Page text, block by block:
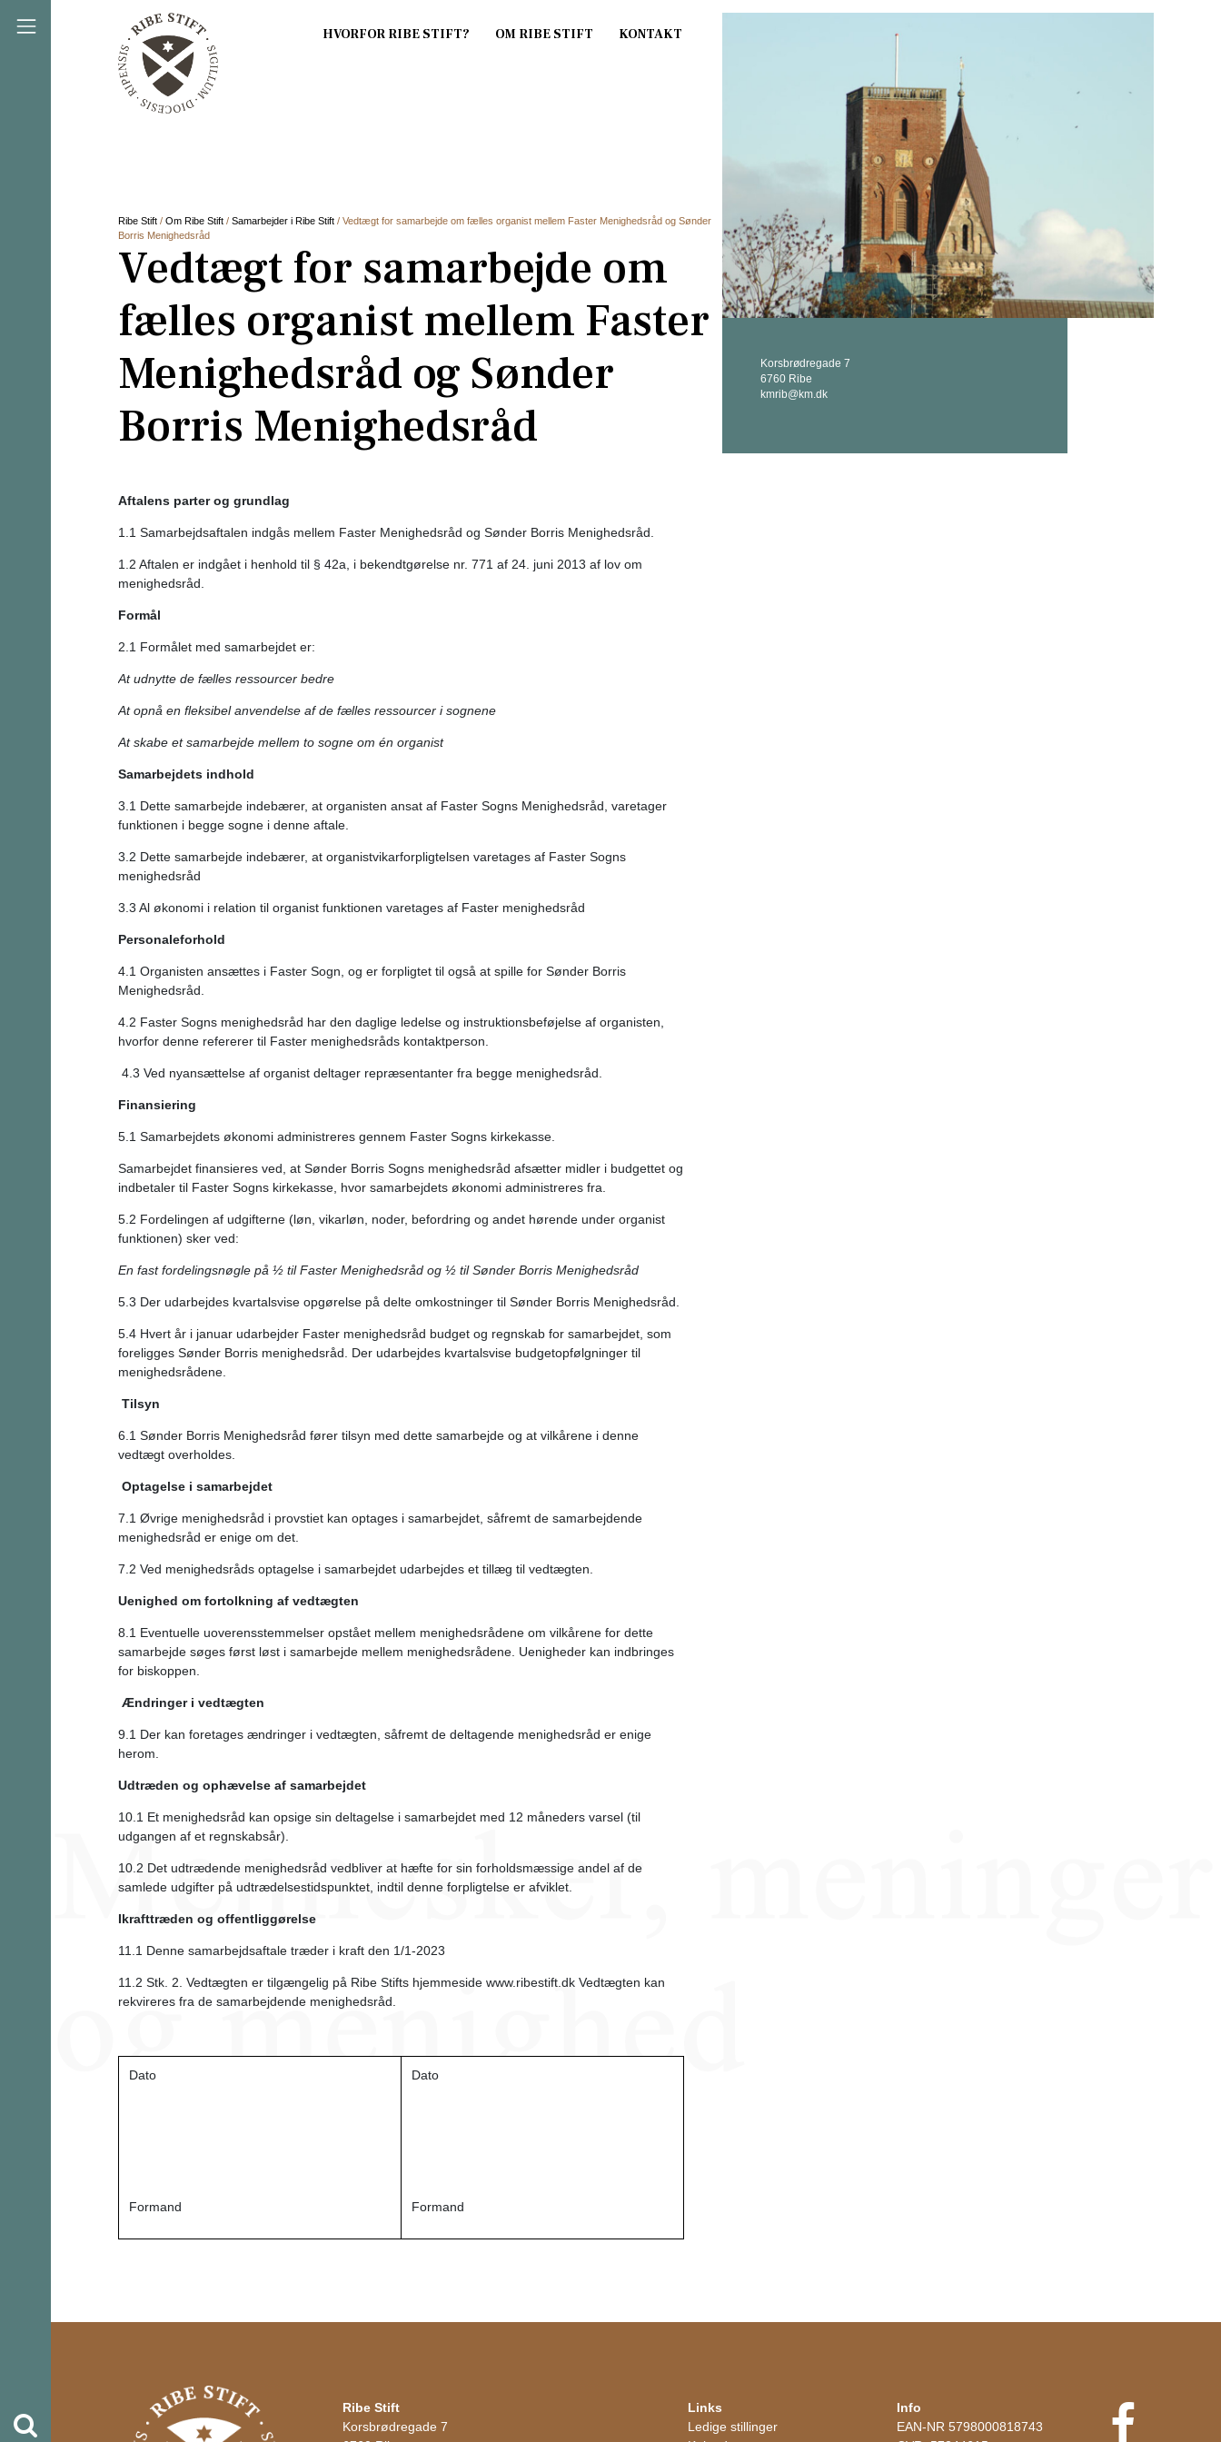
Direkte til indholdet
Ribe Stift / Om Ribe Stift / Samarbejder i Ribe Stift / Vedtægt for samarbejde om fælles organist mellem Faster Menighedsråd og Sønder
Borris Menighedsråd
Vedtægt for samarbejde om
fælles organist mellem Faster
Menighedsråd og Sønder
Borris Menighedsråd
Korsbrødregade 7
6760 Ribe
kmrib@km.dk
Aftalens parter og grundlag
1.1 Samarbejdsaftalen indgås mellem Faster Menighedsråd og Sønder Borris Menighedsråd.
1.2 Aftalen er indgået i henhold til § 42a, i bekendtgørelse nr. 771 af 24. juni 2013 af lov om
menighedsråd.
Formål
2.1 Formålet med samarbejdet er:
At udnytte de fælles ressourcer bedre
At opnå en fleksibel anvendelse af de fælles ressourcer i sognene
At skabe et samarbejde mellem to sogne om én organist
Samarbejdets indhold
3.1 Dette samarbejde indebærer, at organisten ansat af Faster Sogns Menighedsråd, varetager
funktionen i begge sogne i denne aftale.
3.2 Dette samarbejde indebærer, at organistvikarforpligtelsen varetages af Faster Sogns
menighedsråd
3.3 Al økonomi i relation til organist funktionen varetages af Faster menighedsråd
Personaleforhold
4.1 Organisten ansættes i Faster Sogn, og er forpligtet til også at spille for Sønder Borris
Menighedsråd.
4.2 Faster Sogns menighedsråd har den daglige ledelse og instruktionsbeføjelse af organisten,
hvorfor denne refererer til Faster menighedsråds kontaktperson.
4.3 Ved nyansættelse af organist deltager repræsentanter fra begge menighedsråd.
Finansiering
5.1 Samarbejdets økonomi administreres gennem Faster Sogns kirkekasse.
Samarbejdet finansieres ved, at Sønder Borris Sogns menighedsråd afsætter midler i budgettet og
indbetaler til Faster Sogns kirkekasse, hvor samarbejdets økonomi administreres fra.
5.2 Fordelingen af udgifterne (løn, vikarløn, noder, befordring og andet hørende under organist
funktionen) sker ved:
En fast fordelingsnøgle på ½ til Faster Menighedsråd og ½ til Sønder Borris Menighedsråd
5.3 Der udarbejdes kvartalsvise opgørelse på delte omkostninger til Sønder Borris Menighedsråd.
5.4 Hvert år i januar udarbejder Faster menighedsråd budget og regnskab for samarbejdet, som
foreligges Sønder Borris menighedsråd. Der udarbejdes kvartalsvise budgetopfølgninger til
menighedsrådene.
Tilsyn
6.1 Sønder Borris Menighedsråd fører tilsyn med dette samarbejde og at vilkårene i denne
vedtægt overholdes.
Optagelse i samarbejdet
7.1 Øvrige menighedsråd i provstiet kan optages i samarbejdet, såfremt de samarbejdende
menighedsråd er enige om det.
7.2 Ved menighedsråds optagelse i samarbejdet udarbejdes et tillæg til vedtægten.
Uenighed om fortolkning af vedtægten
8.1 Eventuelle uoverensstemmelser opstået mellem menighedsrådene om vilkårene for dette
samarbejde søges først løst i samarbejde mellem menighedsrådene. Uenigheder kan indbringes
for biskoppen.
Ændringer i vedtægten
9.1 Der kan foretages ændringer i vedtægten, såfremt de deltagende menighedsråd er enige
herom.
Udtræden og ophævelse af samarbejdet
10.1 Et menighedsråd kan opsige sin deltagelse i samarbejdet med 12 måneders varsel (til
udgangen af et regnskabsår).
10.2 Det udtrædende menighedsråd vedbliver at hæfte for sin forholdsmæssige andel af de
samlede udgifter på udtrædelsestidspunktet, indtil denne forpligtelse er afviklet.
Ikrafttræden og offentliggørelse
11.1 Denne samarbejdsaftale træder i kraft den 1/1-2023
11.2 Stk. 2. Vedtægten er tilgængelig på Ribe Stifts hjemmeside www.ribestift.dk Vedtægten kan
rekvireres fra de samarbejdende menighedsråd.
Dato Dato
Formand Formand
Ribe Stift
Korsbrødregade 7
Links
Ledige stillinger
Info
EAN-NR 5798000818743